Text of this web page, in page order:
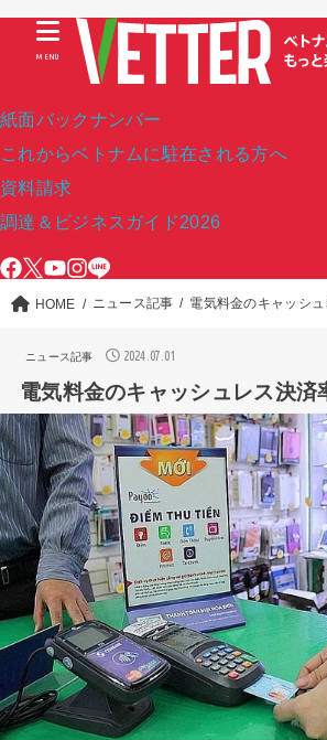
紙面バックナンバー
これからベトナムに駐在される方へ
資料請求
調達＆ビジネスガイド2026
MENU
HOME ニュース記事 電気料金のキャッシ
ニュース記事 2024.07.01
電気料金のキャッシュレス決済